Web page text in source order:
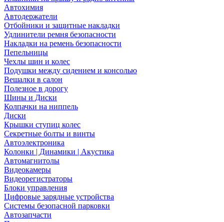
Автохимия
Автодержатели
Отбойники и защитные накладки
Удлинители ремня безопасности
Накладки на ремень безопасности
Пепельницы
Чехлы шин и колес
Подушки между сидением и консолью
Вешалки в салон
Полезное в дорогу
Шины и Диски
Колпачки на ниппель
Диски
Крышки ступиц колес
Секретные болты и винты
Автоэлектроника
Колонки | Динамики | Акустика
Автомагнитолы
Видеокамеры
Видеорегистраторы
Блоки управления
Цифровые зарядные устройства
Системы безопасной парковки
Автозапчасти